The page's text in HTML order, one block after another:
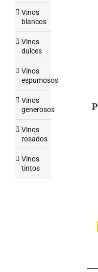
Vinos
blancos
Vinos
dulces
Vinos
espumosos
Vinos
generosos
Vinos
rosados
Vinos
tintos